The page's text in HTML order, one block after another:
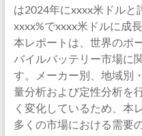
は2024年にxxxx米ドルと
xxxx%でxxxx米ドルに成
本レポートは、世界のポ
バイルバッテリー市場に
す。メーカー別、地域別
量分析および定性分析を
く変化しているため、本
多くの市場における需要